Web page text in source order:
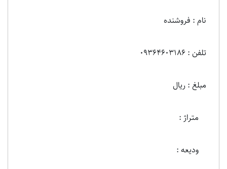
نام : فروشنده
تلفن : 09364603186
مبلغ : ریال
متراژ :
ودیعه :